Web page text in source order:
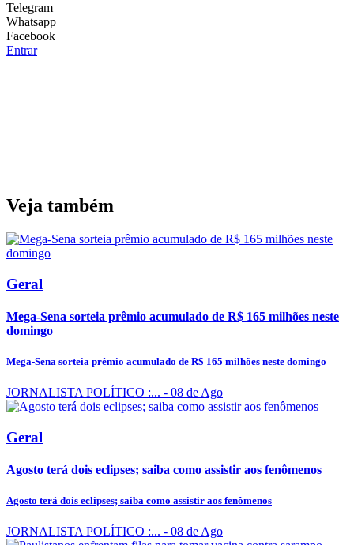
Telegram
Whatsapp
Facebook
Entrar
Veja também
Geral
Mega-Sena sorteia prêmio acumulado de R$ 165 milhões neste
domingo
Mega-Sena sorteia prêmio acumulado de R$ 165 milhões neste domingo
JORNALISTA POLÍTICO :... - 08 de Ago
Geral
Agosto terá dois eclipses; saiba como assistir aos fenômenos
Agosto terá dois eclipses; saiba como assistir aos fenômenos
JORNALISTA POLÍTICO :... - 08 de Ago